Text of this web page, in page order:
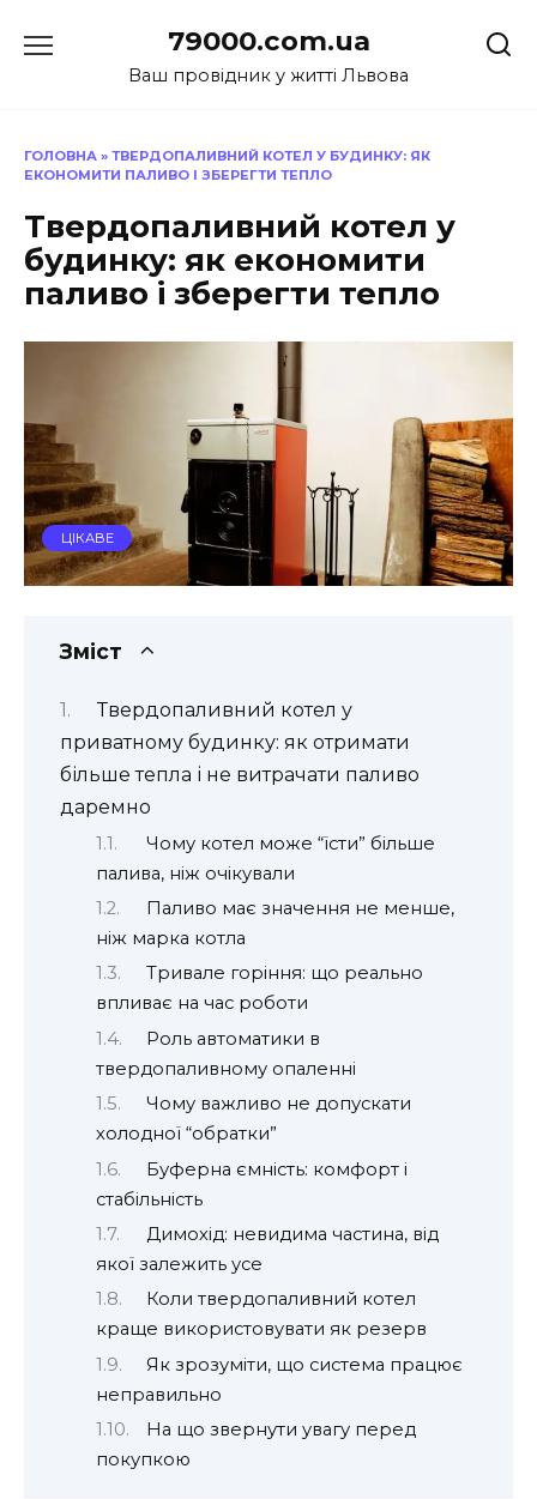
до
79000.com.ua
Ваш провідник у житті Львова
ГОЛОВНА » ТВЕРДОПАЛИВНИЙ КОТЕЛ У БУДИНКУ: ЯК
ЕКОНОМИТИ ПАЛИВО І ЗБЕРЕГТИ ТЕПЛО
Твердопаливний котел у
будинку: як економити
паливо і зберегти тепло
ЦІКАВЕ
Зміст
Твердопаливний котел у
приватному будинку: як отримати
більше тепла і не витрачати паливо
даремно
Чому котел може “їсти” більше
палива, ніж очікували
Паливо має значення не менше,
ніж марка котла
Тривале горіння: що реально
впливає на час роботи
Роль автоматики в
твердопаливному опаленні
Чому важливо не допускати
холодної “обратки”
Буферна ємність: комфорт і
стабільність
Димохід: невидима частина, від
якої залежить усе
Коли твердопаливний котел
краще використовувати як резерв
Як зрозуміти, що система працює
неправильно
На що звернути увагу перед
покупкою